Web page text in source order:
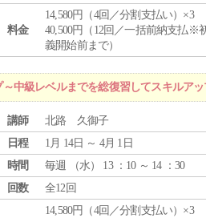
料金
14,580円（4回／分割支払い）×3
40,500円（12回／一括前納支払※
義開始前まで）
中級レベルまでを総復習してスキルア
講師
北路 久御子
日程
1月 14日 ～ 4月 1日
時間
毎週 （水） 13 ：10 ～ 14 ：30
回数
全12回
14,580円（4回／分割支払い）×3